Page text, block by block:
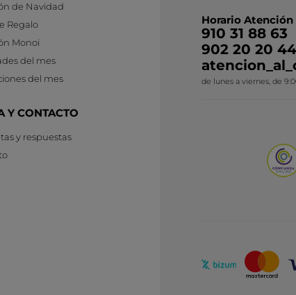
de Navidad
Regalo
Monoi
del mes
del mes
Y CONTACTO
y respuestas
Horario
910 31 88 63
902 20 20 44
de lunes a viernes, de